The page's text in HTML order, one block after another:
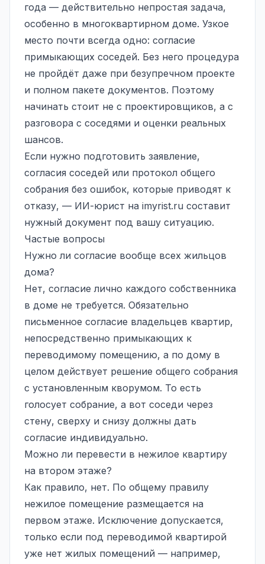
года — действительно непростая задача,
особенно в многоквартирном доме. Узкое
место почти всегда одно: согласие
примыкающих соседей. Без него процедура
не пройдёт даже при безупречном проекте
и полном пакете документов. Поэтому
начинать стоит не с проектировщиков, а с
разговора с соседями и оценки реальных
шансов.
Если нужно подготовить заявление,
согласия соседей или протокол общего
собрания без ошибок, которые приводят к
отказу, — ИИ-юрист на imyrist.ru составит
нужный документ под вашу ситуацию.
Частые вопросы
Нужно ли согласие вообще всех жильцов
дома?
Нет, согласие лично каждого собственника
в доме не требуется. Обязательно
письменное согласие владельцев квартир,
непосредственно примыкающих к
переводимому помещению, а по дому в
целом действует решение общего собрания
с установленным кворумом. То есть
голосует собрание, а вот соседи через
стену, сверху и снизу должны дать
согласие индивидуально.
Можно ли перевести в нежилое квартиру
на втором этаже?
Как правило, нет. По общему правилу
нежилое помещение размещается на
первом этаже. Исключение допускается,
только если под переводимой квартирой
уже нет жилых помещений — например,